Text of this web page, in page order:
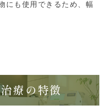
にも使用できるため、幅
療の特徴